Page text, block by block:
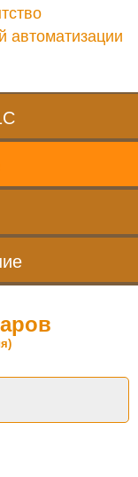
автоматизации